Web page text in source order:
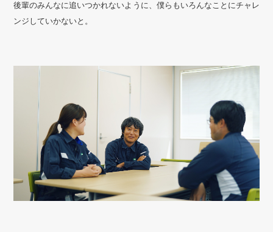
後輩のみんなに追いつかれないように、僕らもいろんなことにチャレ
ンジしていかないと。